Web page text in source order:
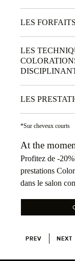
LES
LES
LES
*Sur cheveux courts
At the
Profitez de -
prestations
dans le salon
PREV NEXT